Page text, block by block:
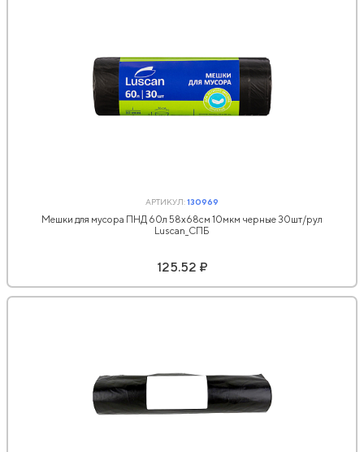
АРТИКУЛ:130969
Мешки для мусора ПНД 60л 58х68см 10мкм черные 30шт/рул
Luscan_СПБ
125.52 ₽